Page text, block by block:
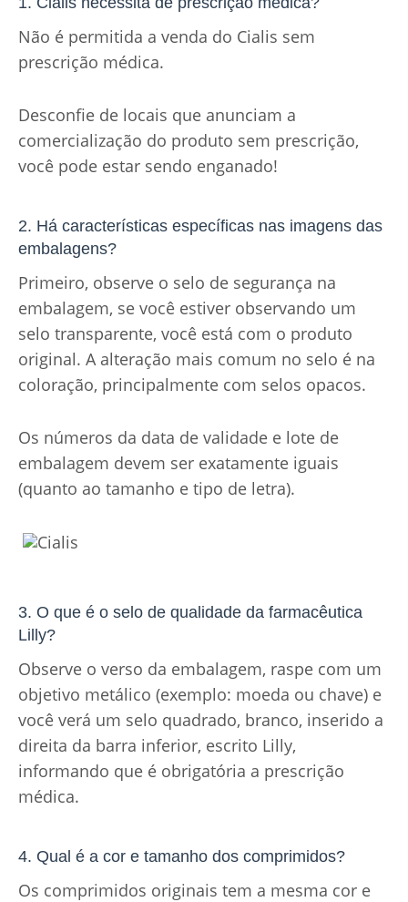
Não é permitida a venda do Cialis sem
prescrição médica.
Desconfie de locais que anunciam a
comercialização do produto sem prescrição,
você pode estar sendo enganado!
2. Há características específicas nas imagens das
embalagens?
Primeiro, observe o selo de segurança na
embalagem, se você estiver observando um
selo transparente, você está com o produto
original. A alteração mais comum no selo é na
coloração, principalmente com selos opacos.
Os números da data de validade e lote de
embalagem devem ser exatamente iguais
(quanto ao tamanho e tipo de letra).
3. O que é o selo de qualidade da farmacêutica
Lilly?
Observe o verso da embalagem, raspe com um
objetivo metálico (exemplo: moeda ou chave) e
você verá um selo quadrado, branco, inserido a
direita da barra inferior, escrito Lilly,
informando que é obrigatória a prescrição
médica.
4. Qual é a cor e tamanho dos comprimidos?
Os comprimidos originais tem a mesma cor e